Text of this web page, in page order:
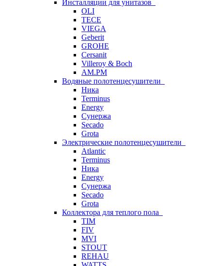
Инсталляции для унитазов
OLI
TECE
VIEGA
Geberit
GROHE
Cersanit
Villeroy & Boch
AM.PM
Водяные полотенцесушители
Ника
Terminus
Energy
Сунержа
Secado
Grota
Электрические полотенцесушители
Atlantic
Terminus
Ника
Energy
Сунержа
Secado
Grota
Коллектора для теплого пола
TIM
FIV
MVI
STOUT
REHAU